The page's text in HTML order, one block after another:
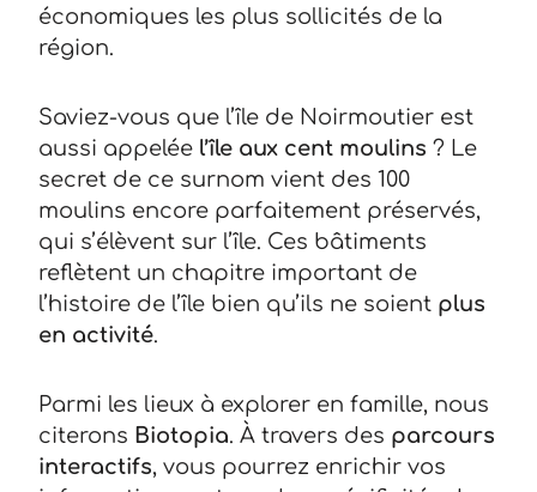
économiques les plus sollicités de la
région.
Saviez-vous que l’île de Noirmoutier est
aussi appelée l’île aux cent moulins ? Le
secret de ce surnom vient des 100
moulins encore parfaitement préservés,
qui s’élèvent sur l’île. Ces bâtiments
reflètent un chapitre important de
l’histoire de l’île bien qu’ils ne soient plus
en activité.
Parmi les lieux à explorer en famille, nous
citerons Biotopia. À travers des parcours
interactifs, vous pourrez enrichir vos